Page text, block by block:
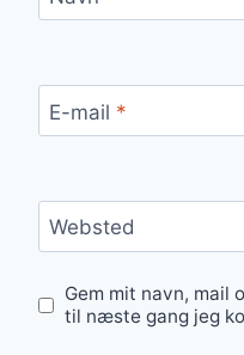
E-mail *
Websted
Gem mit navn, mail
til næste gang jeg